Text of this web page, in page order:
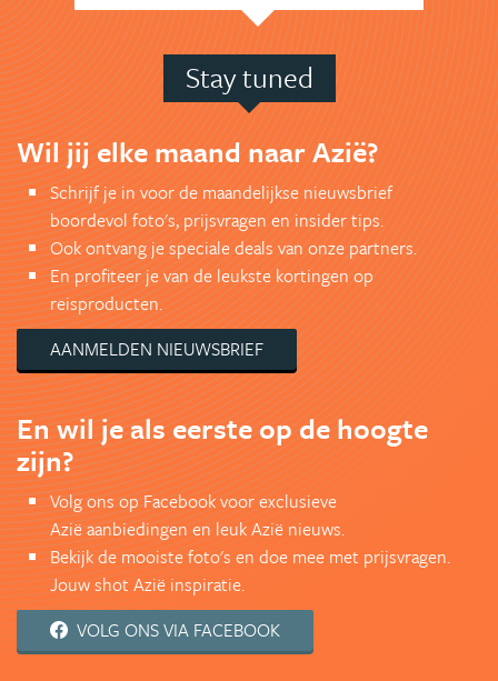
Stay tuned
Wil jij elke maand naar Azië?
Schrijf je in voor de maandelijkse nieuwsbrief
boordevol foto's, prijsvragen en insider tips.
Ook ontvang je speciale deals van onze partners.
En profiteer je van de leukste kortingen op
reisproducten.
AANMELDEN NIEUWSBRIEF
En wil je als eerste op de hoogte
zijn?
Volg ons op Facebook voor exclusieve
Azië aanbiedingen en leuk Azië nieuws.
Bekijk de mooiste foto's en doe mee met prijsvragen.
Jouw shot Azië inspiratie.
VOLG ONS VIA FACEBOOK